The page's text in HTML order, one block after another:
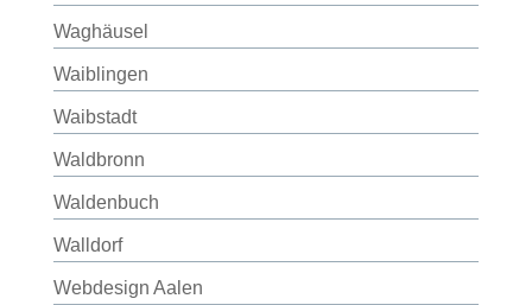
Waghäusel
Waiblingen
Waibstadt
Waldbronn
Waldenbuch
Walldorf
Webdesign Aalen